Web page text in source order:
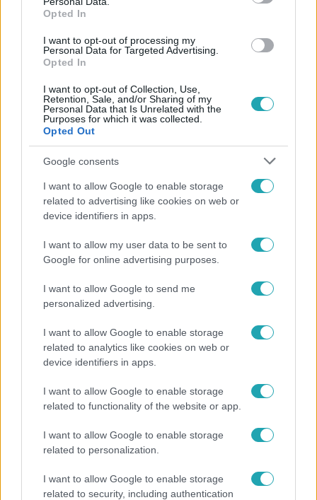
Opted In
I want to opt-out of processing my
Personal Data for Targeted Advertising.
Opted In
I want to opt-out of Collection, Use,
Retention, Sale, and/or Sharing of my
Personal Data that Is Unrelated with the
Purposes for which it was collected.
Opted Out
Google consents
I want to allow Google to enable storage
related to advertising like cookies on web or
device identifiers in apps.
I want to allow my user data to be sent to
Google for online advertising purposes.
I want to allow Google to send me
personalized advertising.
I want to allow Google to enable storage
related to analytics like cookies on web or
device identifiers in apps.
I want to allow Google to enable storage
related to functionality of the website or app.
I want to allow Google to enable storage
related to personalization.
I want to allow Google to enable storage
related to security, including authentication
A Karagatan törzs tagjai vegyes érzelmekkel várták a
Zümrüt Öles Zümi veszélyben érezték magukat, és
mindent megtettek volna a védettségért, Bodnár Gergő
ha ez a játék elvesztését is jelenti.
2023. október 4. 20:45
Karagatan törzs tagjai összekaptak az alvás miatt
Zümrüt Öles Zümi nem tudott aludni, mert Kiss Janiék
hangosak voltak, miközben a tüzet rendezgették. Amikor
a lány felhozta, hogy legyenek tekintettel egymásra,
azonnal heves indulatok robbantak ki a tűz körül ülő
4:42